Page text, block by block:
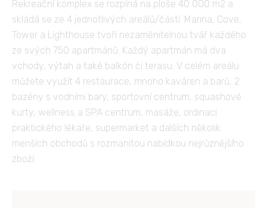
Rekreační komplex se rozpíná na ploše 40 000 m2 a
skládá se ze 4 jednotlivých areálů/částí. Marina, Cove,
Tower a Lighthouse tvoří nezaměnitelnou tvář každého
ze svých 750 apartmánů. Každý apartmán má dva
vchody, výtah a také balkón či terasu. V celém areálu
můžete využít 4 restaurace, mnoho kaváren a barů, 2
bazény s vodními bary, sportovní centrum, squashové
kurty, wellness a SPA centrum, masáže, ordinaci
praktického lékaře, supermarket a dalších několik
menších obchodů s rozmanitou nabídkou nejrůznějšího
zboží.